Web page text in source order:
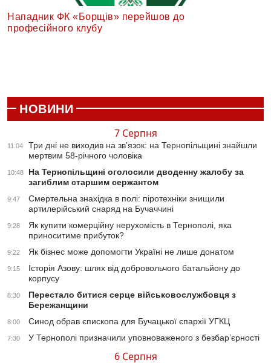
Нападник ФК «Борщів» перейшов до
професійного клубу
НОВИНИ
7 Серпня
11:04
Три дні не виходив на зв’язок: на Тернопільщині знайшли
мертвим 58-річного чоловіка
10:48
На Тернопільщині оголосили дводенну жалобу за
загиблим старшим сержантом
9:47
Смертельна знахідка в полі: піротехніки знищили
артилерійський снаряд на Бучаччині
9:28
Як купити комерційну нерухомість в Тернополі, яка
приноситиме прибуток?
9:22 Як бізнес може допомогти Україні не лише донатом
9:15
Історія Азову: шлях від добровольчого батальйону до
корпусу
8:30
Перестало битися серце військовослужбовця з
Бережанщини
8:00 Синод обрав єпископа для Бучацької єпархії УГКЦ
7:30 У Тернополі призначили уповноваженого з безбар’єрності
6 Серпня